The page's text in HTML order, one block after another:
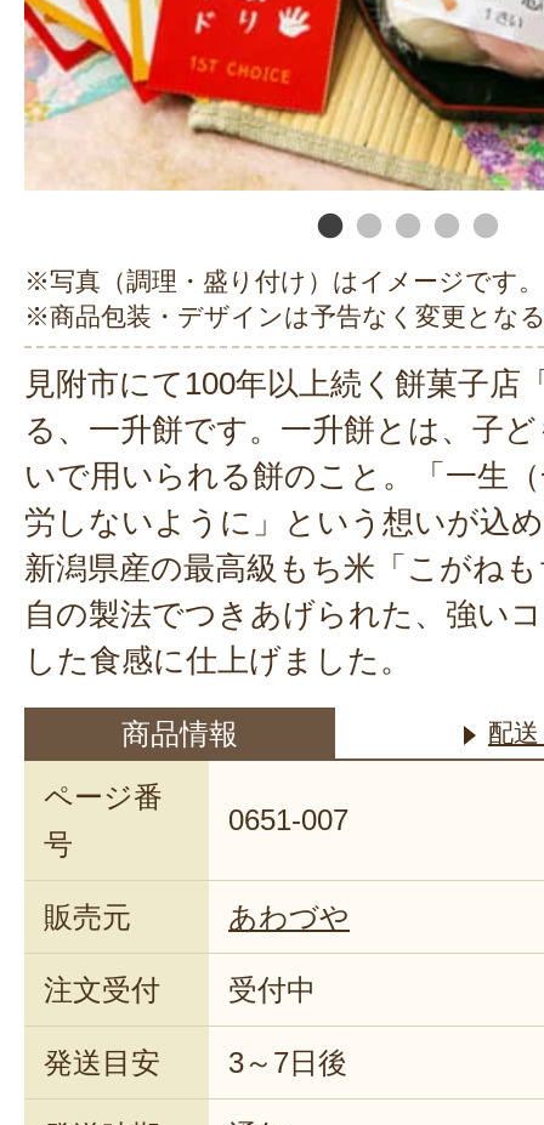
お孫様の初めてのお誕生日に一
き、まことにありがとうござい
お届け希望日に無事到着し、ご
時間を過ごされたとのこと、私
います。
またご縁がありましたら、よ
ます。
この度のご注文まことにありが
2024年03月
イベント後はお餅をお裾分けして
だきました。小分けになっている
た。何よりお餅が美味しくてびっ
この度はご購入ありがとうござ
一升餅をお裾分けにて皆様にお
たとのこと、お餅の感想もあり
小分けのタイプはお祝い後すぐ
で、好評をいただいております
ます。
この度のご注文まことにありが
※写真（調理・盛り付け）はイメージです。
※商品包装・デザインは予告なく変更とな
見附市にて100年以上続く餅菓子店
る、一升餅です。一升餅とは、子
いで用いられる餅のこと。「一生
労しないように」という想いが込
新潟県産の最高級もち米「こがね
自の製法でつきあげられた、強い
した食感に仕上げました。
商品情報 配
ページ番
号
0651-007
販売元 あわづや
注文受付 受付中
発送目安 3～7日後